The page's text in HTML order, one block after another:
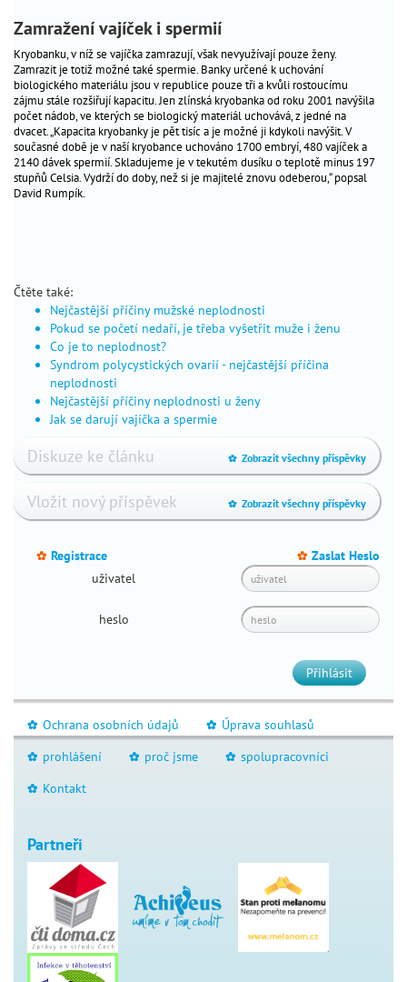
termínů
výživa
v
těhotenství
chronická
onemocnění
a
těhotenství
náhradní
sex
vztahy
fórum
čtenářů
skutečné
příběhy
důležité
kontakty
co
nás
první
pomoc
pomoc
mateřství
Zamražení vajíček i spermií
Kryobanku, v níž se vajíčka zamrazují, však nevyužívají pouze ženy.
Zamrazit je totiž možné také spermie. Banky určené k uchování
biologického materiálu jsou v republice pouze tři a kvůli rostoucímu
zájmu stále rozšiřují kapacitu. Jen zlínská kryobanka od roku 2001 navýšila
počet nádob, ve kterých se biologický materiál uchovává, z jedné na
dvacet. „Kapacita kryobanky je pět tisíc a je možné ji kdykoli navýšit. V
současné době je v naší kryobance uchováno 1700 embryí, 480 vajíček a
2140 dávek spermií. Skladujeme je v tekutém dusíku o teplotě minus 197
stupňů Celsia. Vydrží do doby, než si je majitelé znovu odeberou,“ popsal
David Rumpík.
Čtěte také:
Nejčastější příčiny mužské neplodnosti
Pokud se početí nedaří, je třeba vyšetřit muže i ženu
Co je to neplodnost?
Syndrom polycystických ovarií - nejčastější příčina
neplodnosti
Nejčastější příčiny neplodnosti u ženy
Jak se darují vajíčka a spermie
Diskuze ke článku _ Zobrazit všechny příspěvky
Vložit nový příspěvek _ Zobrazit všechny příspěvky
_ Registrace _ Zaslat Heslo
uživatel
heslo
Přihlásit
_ Ochrana osobních údajů _ Úprava souhlasů
_ prohlášení _ proč jsme _ spolupracovníci
_ Kontakt
Partneři